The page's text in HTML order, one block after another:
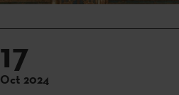
17
Oct 2024